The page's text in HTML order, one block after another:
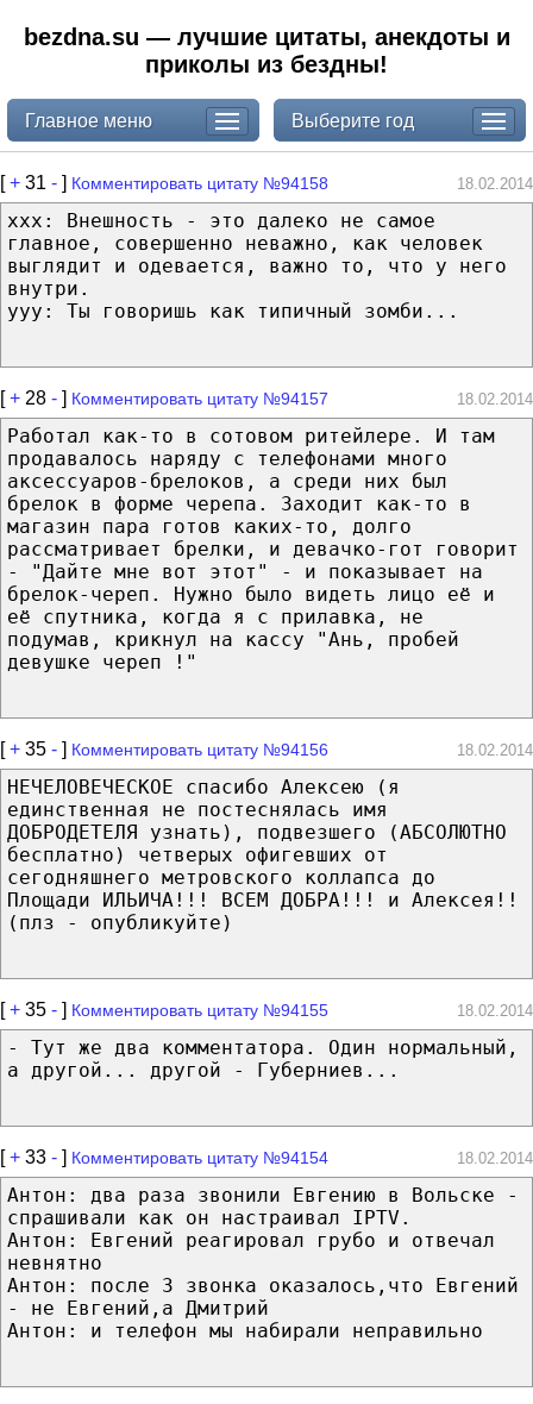
bezdna.su — лучшие цитаты, анекдоты и
приколы из бездны!
Главное меню Выберите год
[+ 31 - ] Комментировать цитату №94158 18.02.2014
xxx: Внешность - это далеко не самое
главное, совершенно неважно, как человек
выглядит и одевается, важно то, что у него
внутри.
yyy: Ты говоришь как типичный зомби...
[+ 28 - ] Комментировать цитату №94157 18.02.2014
Работал как-то в сотовом ритейлере. И там
продавалось наряду с телефонами много
аксессуаров-брелоков, а среди них был
брелок в форме черепа. Заходит как-то в
магазин пара готов каких-то, долго
рассматривает брелки, и девачко-гот говорит
- "Дайте мне вот этот" - и показывает на
брелок-череп. Нужно было видеть лицо её и
её спутника, когда я с прилавка, не
подумав, крикнул на кассу "Ань, пробей
девушке череп !"
[+ 35 - ] Комментировать цитату №94156 18.02.2014
НЕЧЕЛОВЕЧЕСКОЕ спасибо Алексею (я
единственная не постеснялась имя
ДОБРОДЕТЕЛЯ узнать), подвезшего (АБСОЛЮТНО
бесплатно) четверых офигевших от
сегодняшнего метровского коллапса до
Площади ИЛЬИЧА!!! ВСЕМ ДОБРА!!! и Алексея!!
(плз - опубликуйте)
[+ 35 - ] Комментировать цитату №94155 18.02.2014
- Тут же два комментатора. Один нормальный,
а другой... другой - Губерниев...
[+ 33 - ] Комментировать цитату №94154 18.02.2014
Антон: два раза звонили Евгению в Вольске -
спрашивали как он настраивал IPTV.
Антон: Евгений реагировал грубо и отвечал
невнятно
Антон: после 3 звонка оказалось,что Евгений
- не Евгений,а Дмитрий
Антон: и телефон мы набирали неправильно